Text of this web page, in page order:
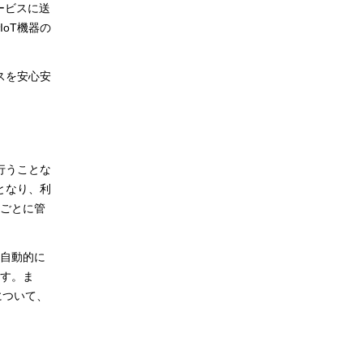
ビスに送
機器の
を安心安
うことな
り、利
とに管
動的に
。ま
いて、